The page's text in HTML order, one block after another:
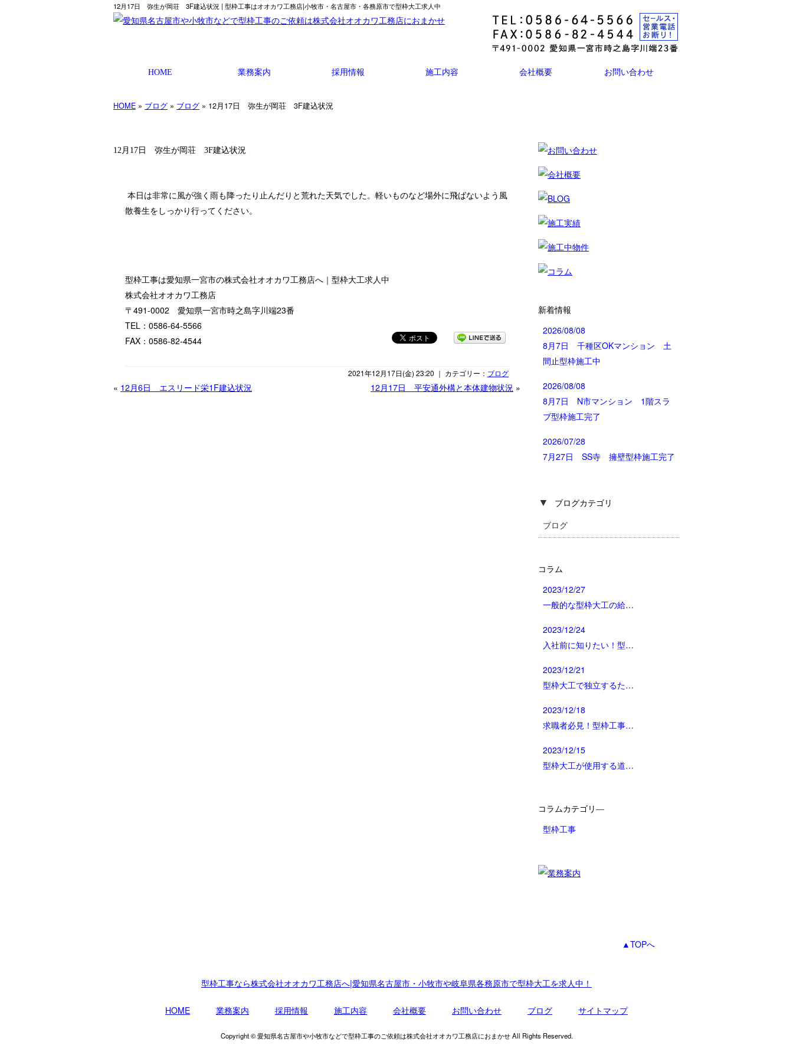
12月17日 弥生が岡荘 3F建込状況 | 型枠工事はオオカワ工務店|小牧市・名古屋市・各務原市で型枠大工求人中
HOME 業務案内 採用情報 施工内容 会社概要 お問い合わせ
HOME » ブログ » ブログ » 12月17日 弥生が岡荘 3F建込状況
12月17日 弥生が岡荘 3F建込状況
本日は非常に風が強く雨も降ったり止んだりと荒れた天気でした。軽いものなど場外に飛ばないよう風
散養生をしっかり行ってください。
型枠工事は愛知県一宮市の株式会社オオカワ工務店へ｜型枠大工求人中
株式会社オオカワ工務店
〒491-0002 愛知県一宮市時之島字川端23番
TEL：0586-64-5566
FAX：0586-82-4544
2021年12月17日(金) 23:20 ｜ カテゴリー： ブログ
« 12月6日 エスリード栄1F建込状況 12月17日 平安通外構と本体建物状況 »
新着情報
2026/08/08
8月7日 千種区OKマンション 土
間止型枠施工中
2026/08/08
8月7日 N市マンション 1階スラ
ブ型枠施工完了
2026/07/28
7月27日 SS寺 擁壁型枠施工完了
▼ ブログカテゴリ
ブログ
コラム
2023/12/27
一般的な型枠大工の給…
2023/12/24
入社前に知りたい！型…
2023/12/21
型枠大工で独立するた…
2023/12/18
求職者必見！型枠工事…
2023/12/15
型枠大工が使用する道…
コラムカテゴリ―
型枠工事
▲TOPへ
型枠工事なら株式会社オオカワ工務店へ|愛知県名古屋市・小牧市や岐阜県各務原市で型枠大工を求人中！
HOME 業務案内 採用情報 施工内容 会社概要 お問い合わせ ブログ サイトマップ
Copyright © 愛知県名古屋市や小牧市などで型枠工事のご依頼は株式会社オオカワ工務店におまかせ All Rights Reserved.